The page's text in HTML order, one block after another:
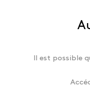
Il est possible